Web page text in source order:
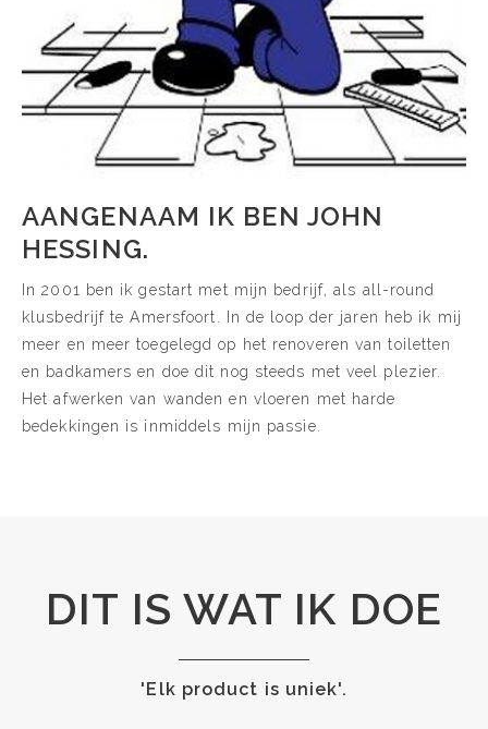
AANGENAAM IK BEN JOHN
HESSING.
In 2001 ben ik gestart met mijn bedrijf, als all-round
klusbedrijf te Amersfoort. In de loop der jaren heb ik mij
meer en meer toegelegd op het renoveren van toiletten
en badkamers en doe dit nog steeds met veel plezier.
Het afwerken van wanden en vloeren met harde
bedekkingen is inmiddels mijn passie.
DIT IS WAT IK DOE
'Elk product is uniek'.